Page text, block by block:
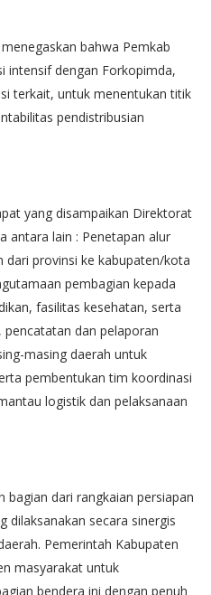
bahwa Pemkab
intensif dengan Forkopimda,
terkait, untuk menentukan titik
pendistribusian
yang disampaikan Direktorat
antara lain : Penetapan alur
dari provinsi ke kabupaten/kota
pembagian kepada
fasilitas kesehatan, serta
dan pelaporan
masing daerah untuk
pembentukan tim koordinasi
logistik dan pelaksanaan
bagian dari rangkaian persiapan
dilaksanakan secara sinergis
Pemerintah Kabupaten
masyarakat untuk
bendera ini dengan penuh